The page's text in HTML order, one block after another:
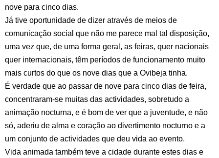
nove para cinco dias.
Já tive oportunidade de dizer através de meios de
comunicação social que não me parece mal tal disposição,
uma vez que, de uma forma geral, as feiras, quer nacionais
quer internacionais, têm períodos de funcionamento muito
mais curtos do que os nove dias que a Ovibeja tinha.
É verdade que ao passar de nove para cinco dias de feira,
concentraram-se muitas das actividades, sobretudo a
animação nocturna, e é bom de ver que a juventude, e não
só, aderiu de alma e coração ao divertimento nocturno e a
um conjunto de actividades que deu vida ao evento.
Vida animada também teve a cidade durante estes dias e